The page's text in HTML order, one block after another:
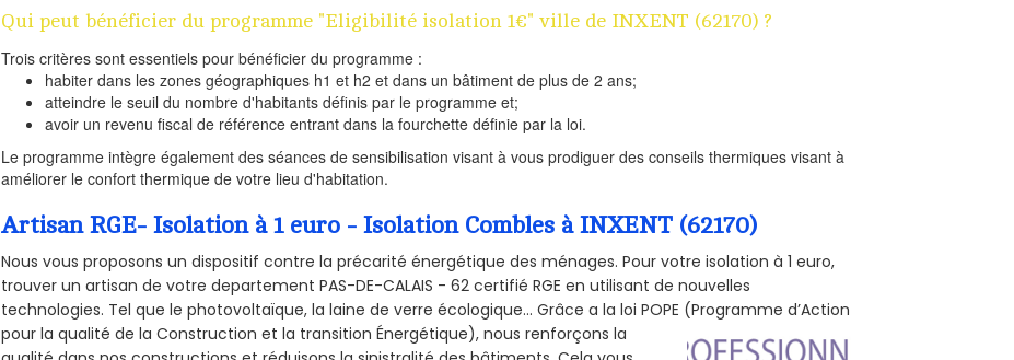
Qui peut bénéficier du programme "Eligibilité isolation 1€" ville de INXENT (62170) ?
Trois critères sont essentiels pour bénéficier du programme :
habiter dans les zones géographiques h1 et h2 et dans un bâtiment de plus de 2 ans;
atteindre le seuil du nombre d'habitants définis par le programme et;
avoir un revenu fiscal de référence entrant dans la fourchette définie par la loi.
Le programme intègre également des séances de sensibilisation visant à vous prodiguer des conseils thermiques visant à
améliorer le confort thermique de votre lieu d'habitation.
Artisan RGE- Isolation à 1 euro - Isolation Combles à INXENT (62170)
Nous vous proposons un dispositif contre la précarité énergétique des ménages. Pour votre isolation à 1 euro,
trouver un artisan de votre departement PAS-DE-CALAIS - 62 certifié RGE en utilisant de nouvelles
technologies. Tel que le photovoltaïque, la laine de verre écologique... Grâce a la loi POPE (Programme d’Action
pour la qualité de la Construction et la transition Énergétique), nous renforçons la